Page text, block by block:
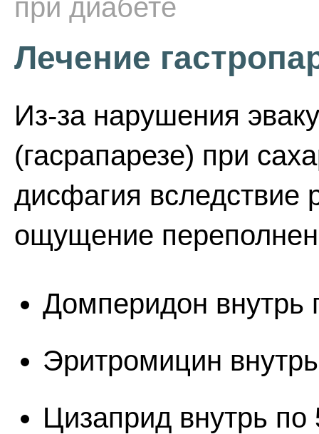
при диабете
Лечение
Из-за нарушения
(гасрапарезе) при
дисфагия вследствие
ощущение
Домперидон внутрь
Эритромицин
Цизаприд внутрь по